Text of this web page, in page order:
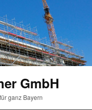
GmbH
ganz Bayern